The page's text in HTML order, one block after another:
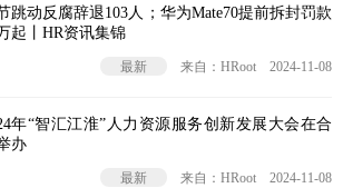
跳动反腐辞退103人；华为Mate70提前拆封罚款
起丨HR资讯集锦
最新 来自：HRoot 2024-11-08
年“智汇江淮”人力资源服务创新发展大会在合
办
最新 来自：HRoot 2024-11-08